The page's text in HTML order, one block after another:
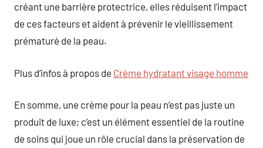
créant une barrière protectrice, elles réduisent l’impact
de ces facteurs et aident à prévenir le vieillissement
prématuré de la peau.
Plus d’infos à propos de Crème hydratant visage homme
En somme, une crème pour la peau n’est pas juste un
produit de luxe; c’est un élément essentiel de la routine
de soins qui joue un rôle crucial dans la préservation de